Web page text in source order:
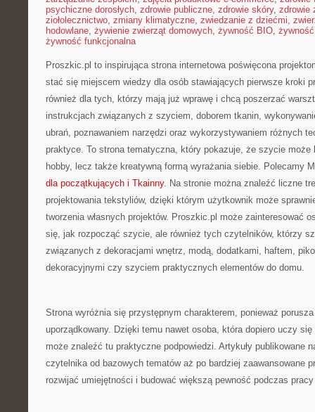
psychiczne dorosłych, zdrowie publiczne, zdrowie skóry, zdrowie
ziołolecznictwo, zmiany klimatyczne, zwiedzanie z dziećmi,
hodowlane, żywienie zwierząt domowych, żywność BIO,
żywność funkcjonalna
Proszkic.pl to inspirująca strona internetowa poświęcona
stać się miejscem wiedzy dla osób stawiających pierwsze kroki
również dla tych, którzy mają już wprawę i chcą poszerzać
instrukcjach związanych z szyciem, doborem tkanin,
ubrań, poznawaniem narzędzi oraz wykorzystywaniem różnych
praktyce. To strona tematyczna, który pokazuje, że szycie
hobby, lecz także kreatywną formą wyrażania siebie. Polecamy
dla początkujących i Tkainny. Na stronie można znaleźć liczne
projektowania tekstyliów, dzięki którym użytkownik może
tworzenia własnych projektów. Proszkic.pl może zainteresować
się, jak rozpocząć szycie, ale również tych czytelników, którzy
związanych z dekoracjami wnętrz, modą, dodatkami, haftem,
dekoracyjnymi czy szyciem praktycznych elementów do domu.
Strona wyróżnia się przystępnym charakterem, ponieważ
uporządkowany. Dzięki temu nawet osoba, która dopiero uczy
może znaleźć tu praktyczne podpowiedzi. Artykuły publikowane
czytelnika od bazowych tematów aż po bardziej zaawansowane
rozwijać umiejętności i budować większą pewność podczas